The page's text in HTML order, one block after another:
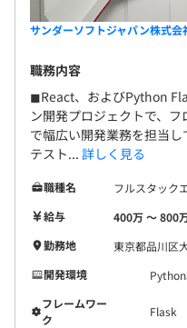
サンダーソフトジャパン株式会
職務内容
◼︎React、およびPython
ン開発プロジェクトで、
で幅広い開発業務を担当
テスト... 詳しく見る
職種名
フルスタック
給与
400万 〜 800
勤務地
東京都品川区
開発環境
フレームワー
ク
Flask